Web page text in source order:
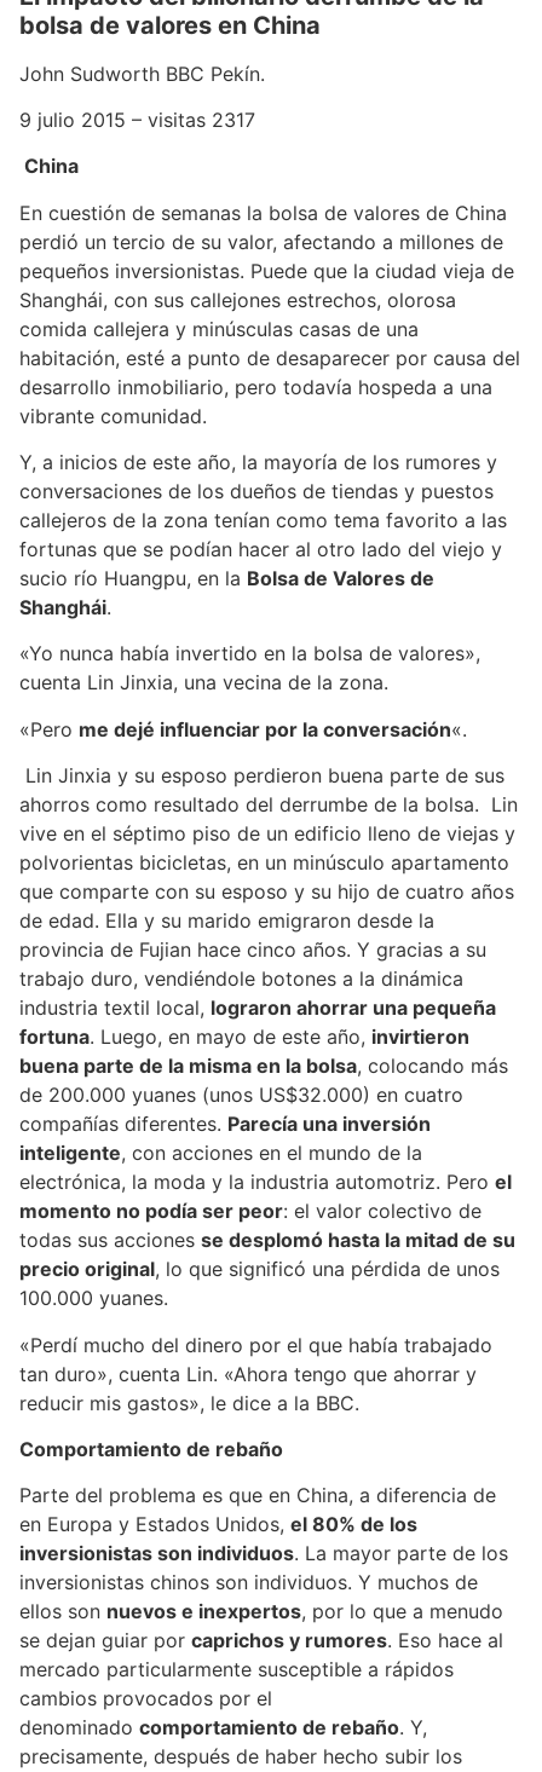
bolsa de valores en China
John Sudworth BBC Pekín.
9 julio 2015 – visitas 2317
China
En cuestión de semanas la bolsa de valores de China
perdió un tercio de su valor, afectando a millones de
pequeños inversionistas. Puede que la ciudad vieja de
Shanghái, con sus callejones estrechos, olorosa
comida callejera y minúsculas casas de una
habitación, esté a punto de desaparecer por causa del
desarrollo inmobiliario, pero todavía hospeda a una
vibrante comunidad.
Y, a inicios de este año, la mayoría de los rumores y
conversaciones de los dueños de tiendas y puestos
callejeros de la zona tenían como tema favorito a las
fortunas que se podían hacer al otro lado del viejo y
sucio río Huangpu, en la Bolsa de Valores de
Shanghái.
«Yo nunca había invertido en la bolsa de valores»,
cuenta Lin Jinxia, una vecina de la zona.
«Pero me dejé influenciar por la conversación«.
Lin Jinxia y su esposo perdieron buena parte de sus
ahorros como resultado del derrumbe de la bolsa. Lin
vive en el séptimo piso de un edificio lleno de viejas y
polvorientas bicicletas, en un minúsculo apartamento
que comparte con su esposo y su hijo de cuatro años
de edad. Ella y su marido emigraron desde la
provincia de Fujian hace cinco años. Y gracias a su
trabajo duro, vendiéndole botones a la dinámica
industria textil local, lograron ahorrar una pequeña
fortuna. Luego, en mayo de este año, invirtieron
buena parte de la misma en la bolsa, colocando más
de 200.000 yuanes (unos US$32.000) en cuatro
compañías diferentes. Parecía una inversión
inteligente, con acciones en el mundo de la
electrónica, la moda y la industria automotriz. Pero el
momento no podía ser peor: el valor colectivo de
todas sus acciones se desplomó hasta la mitad de su
precio original, lo que significó una pérdida de unos
100.000 yuanes.
«Perdí mucho del dinero por el que había trabajado
tan duro», cuenta Lin. «Ahora tengo que ahorrar y
reducir mis gastos», le dice a la BBC.
Comportamiento de rebaño
Parte del problema es que en China, a diferencia de
en Europa y Estados Unidos, el 80% de los
inversionistas son individuos. La mayor parte de los
inversionistas chinos son individuos. Y muchos de
ellos son nuevos e inexpertos, por lo que a menudo
se dejan guiar por caprichos y rumores. Eso hace al
mercado particularmente susceptible a rápidos
cambios provocados por el
denominado comportamiento de rebaño. Y,
precisamente, después de haber hecho subir los